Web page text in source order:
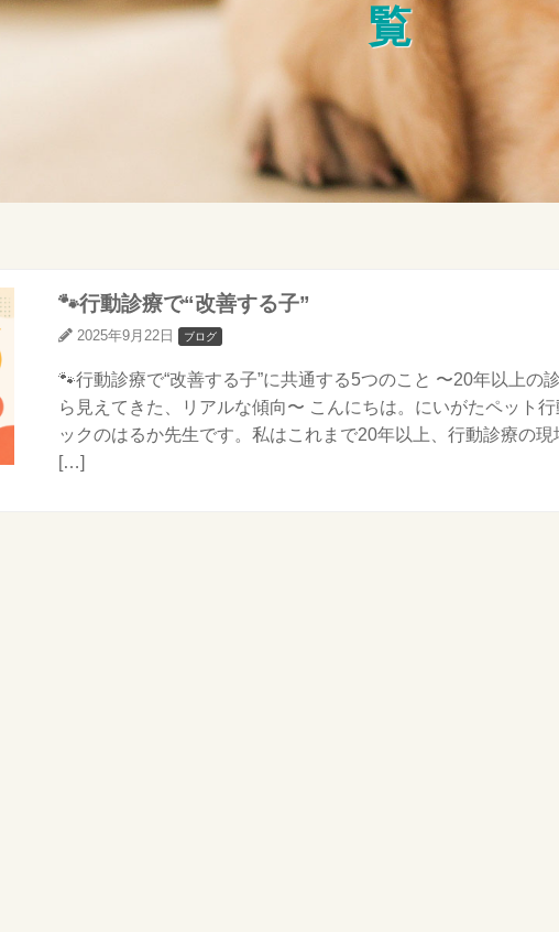
覧
🐾行動診療で“改善する子”
2025年9月22日 ブログ
🐾行動診療で“改善する子”に共通する5つのこと 〜20年以上の
ら見えてきた、リアルな傾向〜 こんにちは。にいがたペット行
ックのはるか先生です。私はこれまで20年以上、行動診療の現
[…]